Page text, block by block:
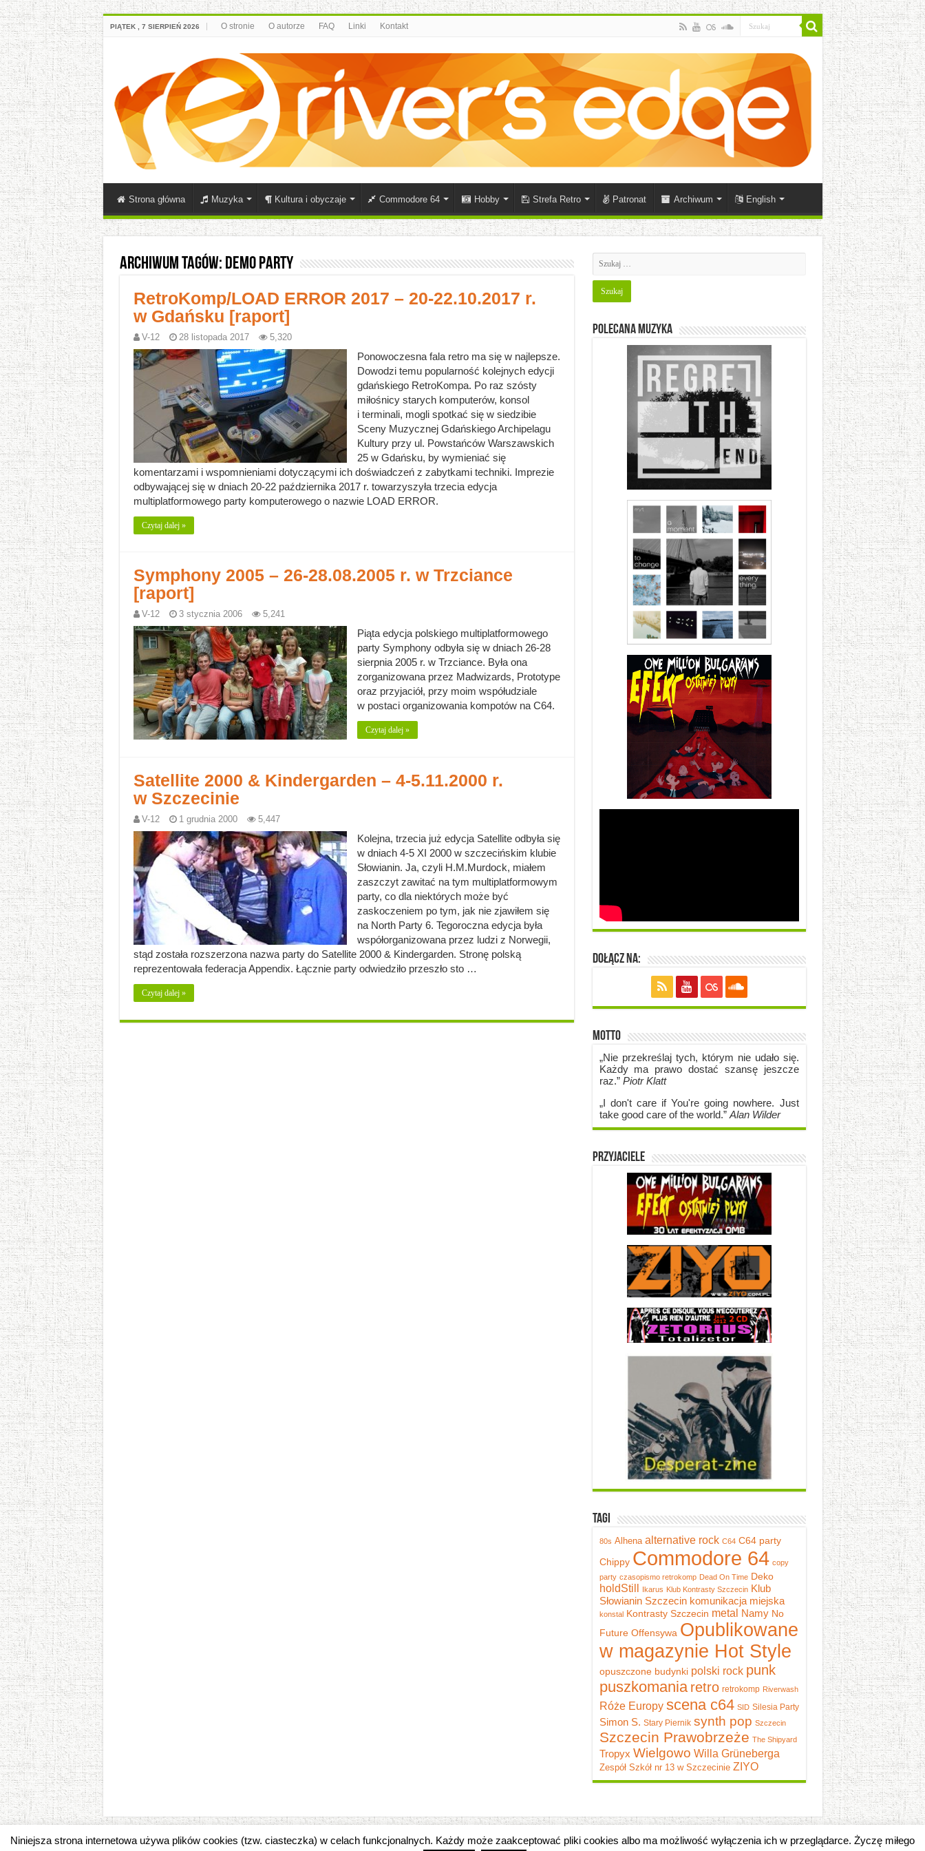
PIĄTEK , 7 SIERPIEŃ 2026 O stronie O autorze FAQ Linki Kontakt
Strona główna Muzyka Kultura i obyczaje Commodore 64 Hobby Strefa Retro Patronat Archiwum English
Archiwum tagów: demo party
RetroKomp/LOAD ERROR 2017 – 20-22.10.2017 r.
w Gdańsku [raport]
V-12 28 listopada 2017 5,320
Ponowoczesna fala retro ma się w najlepsze.
Dowodzi temu popularność kolejnych edycji
gdańskiego RetroKompa. Po raz szósty
miłośnicy starych komputerów, konsol
i terminali, mogli spotkać się w siedzibie
Sceny Muzycznej Gdańskiego Archipelagu
Kultury przy ul. Powstańców Warszawskich
25 w Gdańsku, by wymieniać się
komentarzami i wspomnieniami dotyczącymi ich doświadczeń z zabytkami techniki. Imprezie
odbywającej się w dniach 20-22 października 2017 r. towarzyszyła trzecia edycja
multiplatformowego party komputerowego o nazwie LOAD ERROR.
Czytaj dalej »
Symphony 2005 – 26-28.08.2005 r. w Trzciance
[raport]
V-12 3 stycznia 2006 5,241
Piąta edycja polskiego multiplatformowego
party Symphony odbyła się w dniach 26-28
sierpnia 2005 r. w Trzciance. Była ona
zorganizowana przez Madwizards, Prototype
oraz przyjaciół, przy moim współudziale
w postaci organizowania kompotów na C64.
Czytaj dalej »
Satellite 2000 & Kindergarden – 4-5.11.2000 r.
w Szczecinie
V-12 1 grudnia 2000 5,447
Kolejna, trzecia już edycja Satellite odbyła się
w dniach 4-5 XI 2000 w szczecińskim klubie
Słowianin. Ja, czyli H.M.Murdock, miałem
zaszczyt zawitać na tym multiplatformowym
party, co dla niektórych może być
zaskoczeniem po tym, jak nie zjawiłem się
na North Party 6. Tegoroczna edycja była
współorganizowana przez ludzi z Norwegii,
stąd została rozszerzona nazwa party do Satellite 2000 & Kindergarden. Stronę polską
reprezentowała federacja Appendix. Łącznie party odwiedziło przeszło sto …
Czytaj dalej »
Polecana muzyka
Dołącz na:
Motto
„Nie przekreślaj tych, którym nie udało się.
Każdy ma prawo dostać szansę jeszcze
raz.” Piotr Klatt
„I don't care if You're going nowhere. Just
take good care of the world.” Alan Wilder
Przyjaciele
Tagi
80s Alhena alternative rock C64 C64 party
Chippy Commodore 64 copy
party czasopismo retrokomp Dead On Time Deko
holdStill Ikarus Klub Kontrasty Szczecin Klub
Słowianin Szczecin komunikacja miejska
konstal Kontrasty Szczecin metal Namy No
Future Offensywa Opublikowane
w magazynie Hot Style
opuszczone budynki polski rock punk
puszkomania retro retrokomp Riverwash
Róże Europy scena c64 SID Silesia Party
Simon S. Stary Piernik synth pop Szczecin
Szczecin Prawobrzeże The Shipyard
Tropyx Wielgowo Willa Grüneberga
Zespół Szkół nr 13 w Szczecinie ZIYO
Niniejsza strona internetowa używa plików cookies (tzw. ciasteczka) w celach funkcjonalnych. Każdy może zaakceptować pliki cookies albo ma możliwość wyłączenia ich w przeglądarce. Życzę miłego